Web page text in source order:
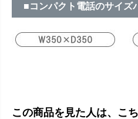
■コンパクト電話のサイズ
この商品を見た人は、こ